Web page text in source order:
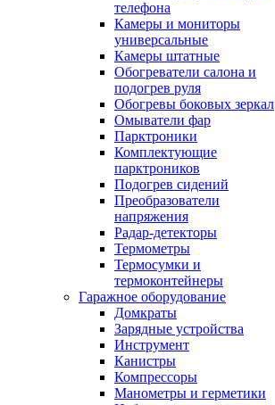
телефона
Камеры и мониторы
универсальные
Камеры штатные
Обогреватели салона и
подогрев руля
Обогревы боковых зеркал
Омыватели фар
Парктроники
Комплектующие
парктроников
Подогрев сидений
Преобразователи
напряжения
Радар-детекторы
Термометры
Термосумки и
термоконтейнеры
Гаражное оборудование
Домкраты
Зарядные устройства
Инструмент
Канистры
Компрессоры
Манометры и герметики